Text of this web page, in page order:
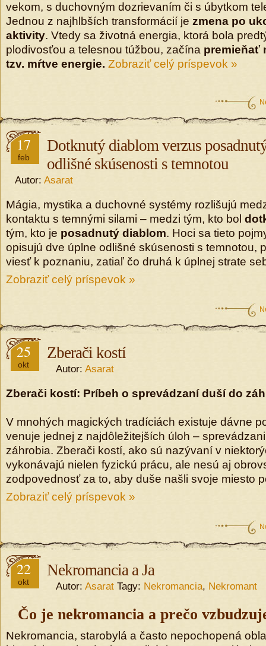
vekom, s duchovným dozrievaním či s úbytkom
Jednou z najhlbších transformácií je zmena po
aktivity. Vtedy sa životná energia, ktorá bola
plodivosťou a telesnou túžbou, začína premieňať
tzv. mŕtve energie. Zobraziť celý príspevok »
17
feb
Dotknutý diablom verzus
odlišné skúsenosti s temnotou
Autor: Asarat
Mágia, mystika a duchovné systémy rozlišujú
kontaktu s temnými silami – medzi tým, kto bol
tým, kto je posadnutý diablom. Hoci sa tieto
opisujú dve úplne odlišné skúsenosti s temnotou,
viesť k poznaniu, zatiaľ čo druhá k úplnej strate
Zobraziť celý príspevok »
25
okt
Zberači kostí
Autor: Asarat
Zberači kostí: Príbeh o sprevádzaní duší do
V mnohých magických tradíciách existuje dávne
venuje jednej z najdôležitejších úloh –
záhrobia. Zberači kostí, ako sú nazývaní v
vykonávajú nielen fyzickú prácu, ale nesú aj
zodpovednosť za to, aby duše našli svoje miesto
Zobraziť celý príspevok »
22
okt
Nekromancia a Ja
Autor: Asarat Tagy: Nekromancia, Nekromant
Čo je nekromancia a prečo
Nekromancia, starobylá a často nepochopená